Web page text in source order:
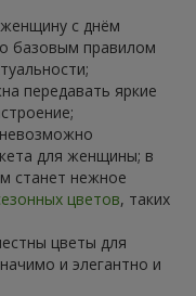
с днём
базовым правилом
передавать яркие
для женщины; в
станет нежное
цветов, таких
цветы для
и элегантно и